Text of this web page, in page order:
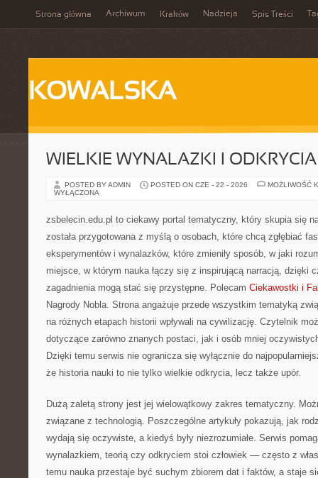
Strona główna Archiwum Kraków Nadzieja Spis Treści
KOWALSKA
WIELKIE WYNALAZKI I ODKRYCIA
POSTED BY ADMIN POSTED ON CZE - 22 - 2026
MOŻLIWOŚĆ
WYŁĄCZONA
zsbelecin.edu.pl to ciekawy portal tematyczny, który skupia się
została przygotowana z myślą o osobach, które chcą zgłębiać
eksperymentów i wynalazków, które zmieniły sposób, w jaki
miejsce, w którym nauka łączy się z inspirującą narracją, dzięki
zagadnienia mogą stać się przystępne. Polecam Ciekawostki i
Nagrody Nobla. Strona angażuje przede wszystkim tematyką
na różnych etapach historii wpływali na cywilizację. Czytelnik
dotyczące zarówno znanych postaci, jak i osób mniej
Dzięki temu serwis nie ogranicza się wyłącznie do
że historia nauki to nie tylko wielkie odkrycia, lecz także upór.
Dużą zaletą strony jest jej wielowątkowy zakres tematyczny.
związane z technologią. Poszczególne artykuły pokazują, jak
wydają się oczywiste, a kiedyś były niezrozumiałe. Serwis
wynalazkiem, teorią czy odkryciem stoi człowiek — często z
temu nauka przestaje być suchym zbiorem dat i faktów, a staje